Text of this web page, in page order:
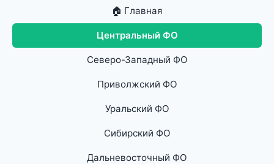
🏠 Главная
Центральный ФО
Северо-Западный ФО
Приволжский ФО
Уральский ФО
Сибирский ФО
Дальневосточный ФО